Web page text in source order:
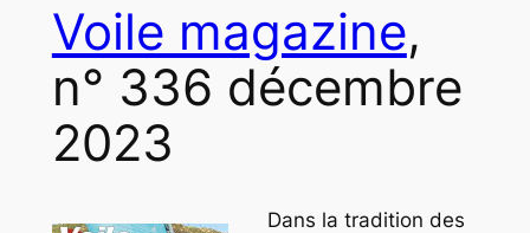
Voile magazine,
n° 336 décembre
2023
Dans la tradition des